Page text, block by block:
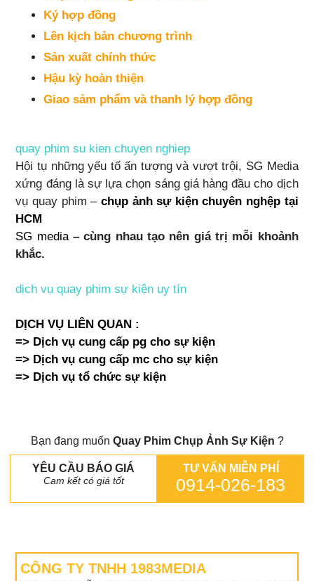
Ký hợp đồng
Lên kịch bản chương trình
Sản xuất chính thức
Hậu kỳ hoàn thiện
Giao sảm phẩm và thanh lý hợp đồng
quay phim su kien chuyen nghiep
Hội tụ những yếu tố ấn tượng và vượt trội, SG Media
xứng đáng là sự lựa chọn sáng giá hàng đầu cho dịch
vụ quay phim – chụp ảnh sự kiện chuyên nghệp tại
HCM
SG media– cùng nhau tạo nên giá trị mỗi khoảnh
khắc.
dịch vụ quay phim sự kiện uy tín
DỊCH VỤ LIÊN QUAN :
=> Dịch vụ cung cấp pg cho sự kiện
=> Dịch vụ cung cấp mc cho sự kiện
=> Dịch vụ tổ chức sự kiện
Bạn đang muốn Quay Phim Chụp Ảnh Sự Kiện ?
YÊU CẦU BÁO GIÁ
Cam kết có giá tốt
TƯ VẤN MIỄN PHÍ
0914-026-183
CÔNG TY TNHH 1983MEDIA